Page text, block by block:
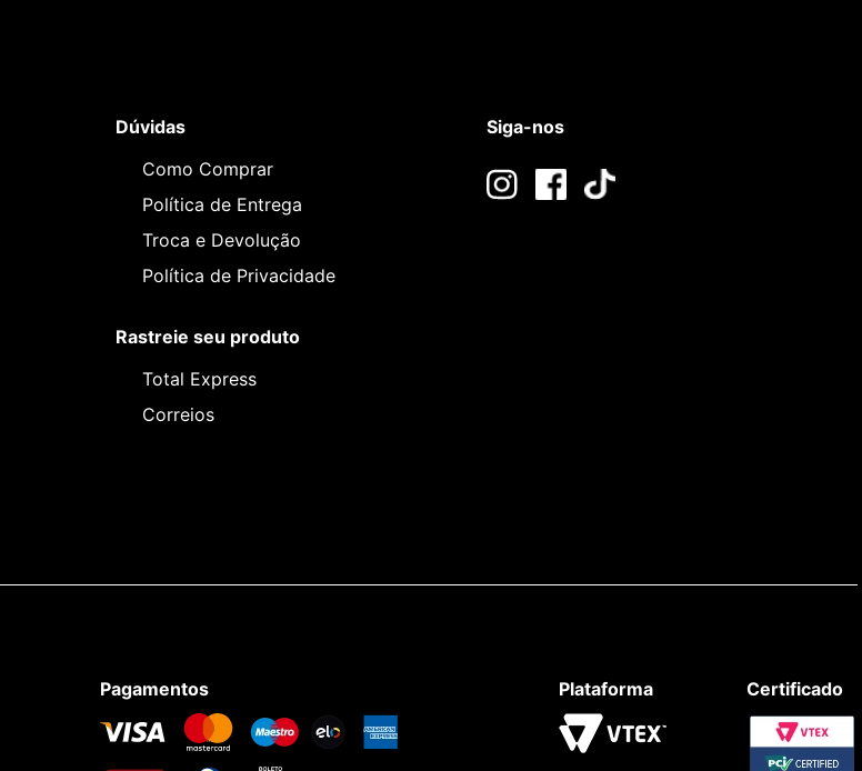
Dúvidas
Como Comprar
Política de Entrega
Troca e Devolução
Política de Privacidade
Rastreie seu produto
Total Express
Correios
Siga-nos
Pagamentos Plataforma Certificado